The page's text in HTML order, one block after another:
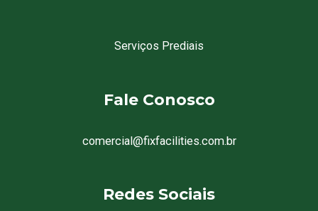
Serviços Prediais
Fale Conosco
comercial@fixfacilities.com.br
Redes Sociais